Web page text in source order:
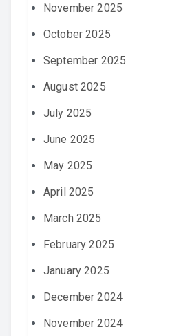
November 2025
October 2025
September 2025
August 2025
July 2025
June 2025
May 2025
April 2025
March 2025
February 2025
January 2025
December 2024
November 2024